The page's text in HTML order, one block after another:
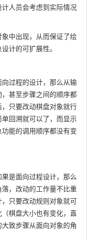
人员会考虑到实际情况
中出现，从而保证了绘
计的可扩展性。
过程的设计，那么从输
甚至步骤之间的顺序都
只要改动棋盘对象就行
回溯就可以了，而显示
能的调用顺序都没有变
是面向过程设计，那么
，改动的工作量不比重
只要改动规则对象就可
棋盘大小也有变化，直
致步骤从面向对象的角